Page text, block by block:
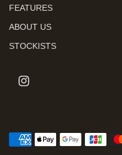
FEATURES
ABOUT US
STOCKISTS